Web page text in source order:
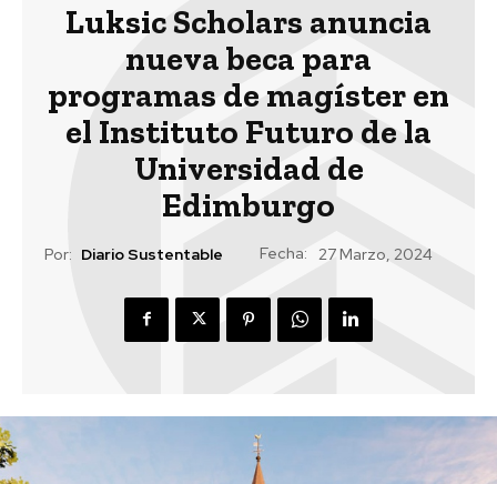
Luksic Scholars anuncia
nueva beca para
programas de magíster en
el Instituto Futuro de la
Universidad de
Edimburgo
Por: Diario Sustentable Fecha: 27 Marzo, 2024